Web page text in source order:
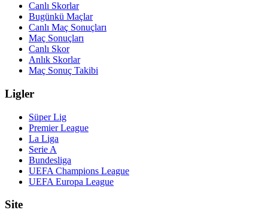
Canlı Skorlar
Bugünkü Maçlar
Canlı Maç Sonuçları
Maç Sonuçları
Canlı Skor
Anlık Skorlar
Maç Sonuç Takibi
Ligler
Süper Lig
Premier League
La Liga
Serie A
Bundesliga
UEFA Champions League
UEFA Europa League
Site